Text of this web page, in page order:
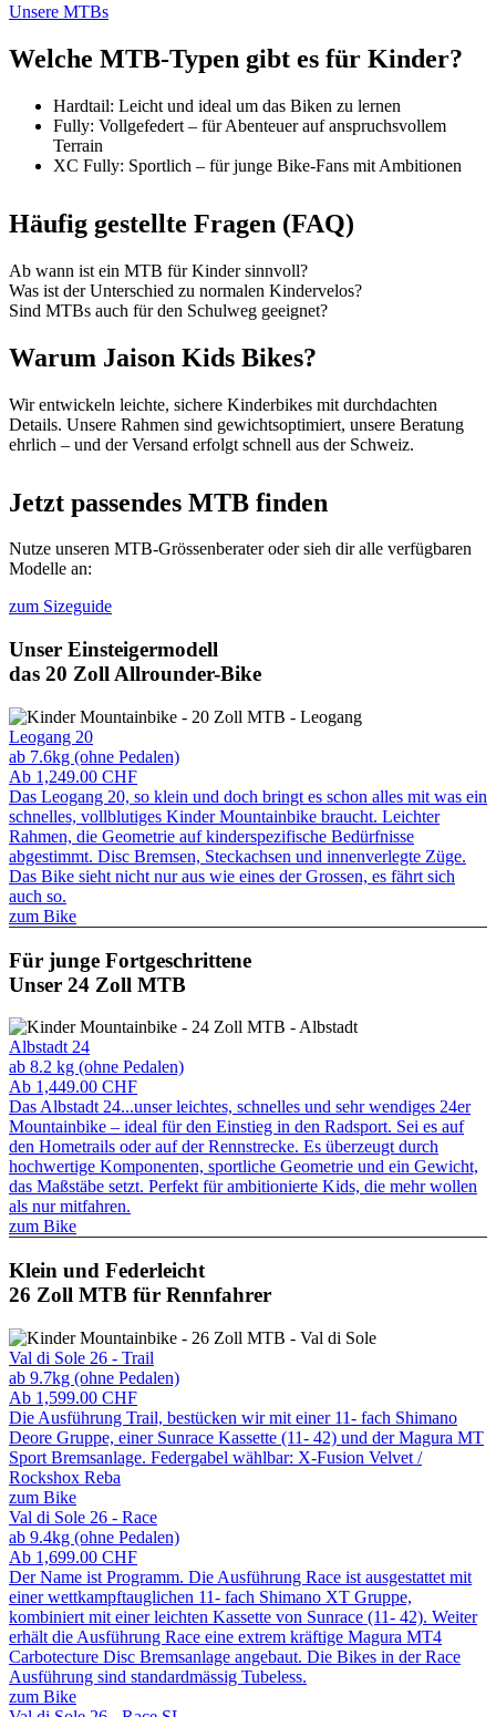
Unsere MTBs
Welche MTB-Typen gibt es für Kinder?
Hardtail: Leicht und ideal um das Biken zu lernen
Fully: Vollgefedert – für Abenteuer auf anspruchsvollem
Terrain
XC Fully: Sportlich – für junge Bike-Fans mit Ambitionen
Häufig gestellte Fragen (FAQ)
Ab wann ist ein MTB für Kinder sinnvoll?
Was ist der Unterschied zu normalen Kindervelos?
Sind MTBs auch für den Schulweg geeignet?
Warum Jaison Kids Bikes?
Wir entwickeln leichte, sichere Kinderbikes mit durchdachten
Details. Unsere Rahmen sind gewichtsoptimiert, unsere Beratung
ehrlich – und der Versand erfolgt schnell aus der Schweiz.
Jetzt passendes MTB finden
Nutze unseren MTB-Grössenberater oder sieh dir alle verfügbaren
Modelle an:
zum Sizeguide
Unser Einsteigermodell
das 20 Zoll Allrounder-Bike
Leogang 20
ab 7.6kg (ohne Pedalen)
Ab 1,249.00 CHF
Das Leogang 20, so klein und doch bringt es schon alles mit was ein
schnelles, vollblutiges Kinder Mountainbike braucht. Leichter
Rahmen, die Geometrie auf kinderspezifische Bedürfnisse
abgestimmt. Disc Bremsen, Steckachsen und innenverlegte Züge.
Das Bike sieht nicht nur aus wie eines der Grossen, es fährt sich
auch so.
zum Bike
Für junge Fortgeschrittene
Unser 24 Zoll MTB
Albstadt 24
ab 8.2 kg (ohne Pedalen)
Ab 1,449.00 CHF
Das Albstadt 24...unser leichtes, schnelles und sehr wendiges 24er
Mountainbike – ideal für den Einstieg in den Radsport. Sei es auf
den Hometrails oder auf der Rennstrecke. Es überzeugt durch
hochwertige Komponenten, sportliche Geometrie und ein Gewicht,
das Maßstäbe setzt. Perfekt für ambitionierte Kids, die mehr wollen
als nur mitfahren.
zum Bike
Klein und Federleicht
26 Zoll MTB für Rennfahrer
Val di Sole 26 - Trail
ab 9.7kg (ohne Pedalen)
Ab 1,599.00 CHF
Die Ausführung Trail, bestücken wir mit einer 11- fach Shimano
Deore Gruppe, einer Sunrace Kassette (11- 42) und der Magura MT
Sport Bremsanlage. Federgabel wählbar: X-Fusion Velvet /
Rockshox Reba
zum Bike
Val di Sole 26 - Race
ab 9.4kg (ohne Pedalen)
Ab 1,699.00 CHF
Der Name ist Programm. Die Ausführung Race ist ausgestattet mit
einer wettkampftauglichen 11- fach Shimano XT Gruppe,
kombiniert mit einer leichten Kassette von Sunrace (11- 42). Weiter
erhält die Ausführung Race eine extrem kräftige Magura MT4
Carbotecture Disc Bremsanlage angebaut. Die Bikes in der Race
Ausführung sind standardmässig Tubeless.
zum Bike